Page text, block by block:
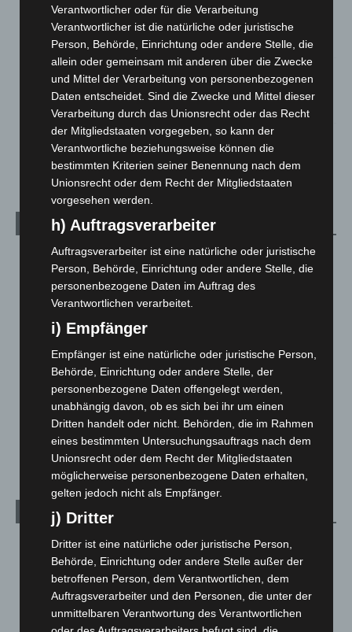
Region Hannover: 21 neue Notfallsanitäter starten beim
Roten Kreuz
5. August 2026
Mann läuft mit Hockeyschläger über A7 – Polizei sucht
5. August 2026
Celle: Mensch stirbt bei Bagger-Unfall auf Baustelle
5. August 2026
Kategorien
Blaulicht
2.799
Corona-News
Hannover und Region
Langenhagen und Ortsteile
Leserbriefe
Menschen
Über uns
Veranstaltungen
1.888
1.271
Archiv
August 2026(14)
Juli 2026(73)
Juni 2026(139)
Mai 2026(99)
Verantwortlicher oder für die Verarbeitung
Verantwortlicher ist die natürliche oder juristische
Person, Behörde, Einrichtung oder andere Stelle, die
allein oder gemeinsam mit anderen über die Zwecke
und Mittel der Verarbeitung von personenbezogenen
Daten entscheidet. Sind die Zwecke und Mittel dieser
Verarbeitung durch das Unionsrecht oder das Recht
der Mitgliedstaaten vorgegeben, so kann der
Verantwortliche beziehungsweise können die
bestimmten Kriterien seiner Benennung nach dem
Unionsrecht oder dem Recht der Mitgliedstaaten
vorgesehen werden.
h) Auftragsverarbeiter
Auftragsverarbeiter ist eine natürliche oder juristische
Person, Behörde, Einrichtung oder andere Stelle, die
personenbezogene Daten im Auftrag des
Verantwortlichen verarbeitet.
i) Empfänger
Empfänger ist eine natürliche oder juristische Person,
Behörde, Einrichtung oder andere Stelle, der
personenbezogene Daten offengelegt werden,
unabhängig davon, ob es sich bei ihr um einen
Dritten handelt oder nicht. Behörden, die im Rahmen
eines bestimmten Untersuchungsauftrags nach dem
Unionsrecht oder dem Recht der Mitgliedstaaten
möglicherweise personenbezogene Daten erhalten,
gelten jedoch nicht als Empfänger.
j) Dritter
Dritter ist eine natürliche oder juristische Person,
Behörde, Einrichtung oder andere Stelle außer der
betroffenen Person, dem Verantwortlichen, dem
Auftragsverarbeiter und den Personen, die unter der
unmittelbaren Verantwortung des Verantwortlichen